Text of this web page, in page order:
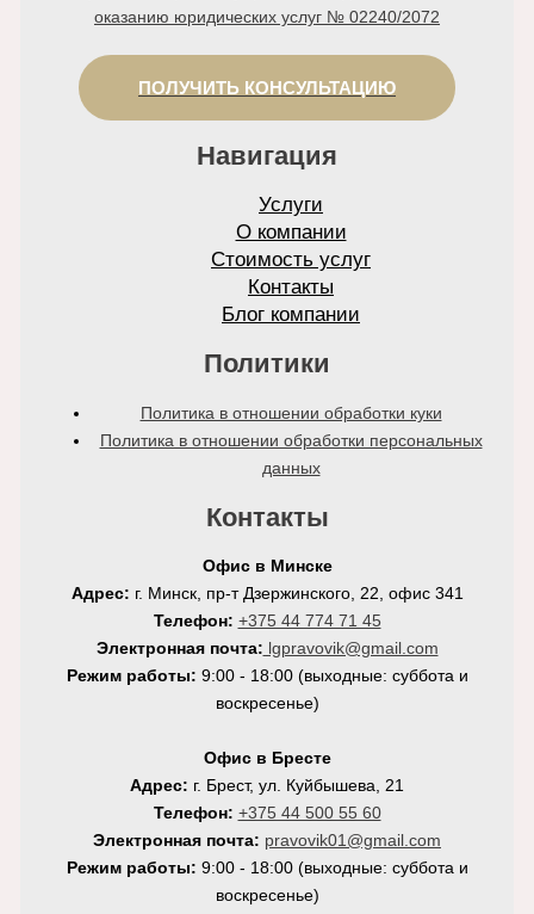
оказанию юридических услуг № 02240/2072
ПОЛУЧИТЬ КОНСУЛЬТАЦИЮ
Навигация
Услуги
О компании
Стоимость услуг
Контакты
Блог компании
Политики
Политика в отношении обработки куки
Политика в отношении обработки персональных
данных
Контакты
Офис в Минске
Адрес: г. Минск, пр-т Дзержинского, 22, офис 341
Телефон: +375 44 774 71 45
Электронная почта: lgpravovik@gmail.com
Режим работы: 9:00 - 18:00 (выходные: суббота и
воскресенье)
Офис в Бресте
Адрес: г. Брест, ул. Куйбышева, 21
Телефон: +375 44 500 55 60
Электронная почта: pravovik01@gmail.com
Режим работы: 9:00 - 18:00 (выходные: суббота и
воскресенье)